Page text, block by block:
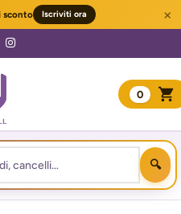
sconto Iscriviti ora ×
0